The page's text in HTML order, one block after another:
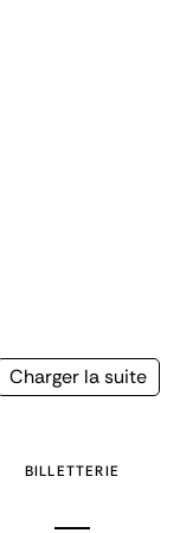
Page
Charger la suite
BILLETTERIE